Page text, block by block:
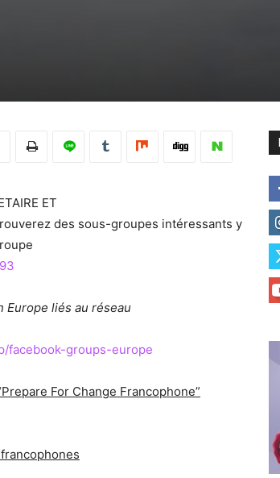
ET
des sous-groupes intéressants y
Europe liés au réseau
facebook-groups-europe
For Change Francophone”